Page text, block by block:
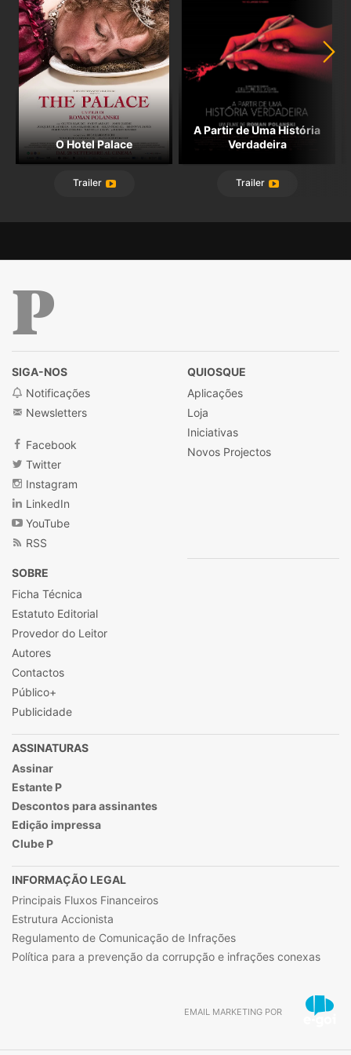
empolga ou emociona (mesmo tendo as
temáticas abordadas - o racismo e a corrupção
que grassa no topo das hierarquias da sociedade
- uma actualidade avassaladora).
O Hotel Palace
Trailer
A Partir de Uma História
Verdadeira
Trailer
SIGA-NOS
Notificações
Newsletters
Facebook
Twitter
Instagram
LinkedIn
YouTube
RSS
QUIOSQUE
Aplicações
Loja
Iniciativas
Novos Projectos
SOBRE
Ficha Técnica
Estatuto Editorial
Provedor do Leitor
Autores
Contactos
Público+
Publicidade
ASSINATURAS
Assinar
Estante P
Descontos para assinantes
Edição impressa
Clube P
INFORMAÇÃO LEGAL
Principais Fluxos Financeiros
Estrutura Accionista
Regulamento de Comunicação de Infrações
Política para a prevenção da corrupção e infrações conexas
EMAIL MARKETING POR